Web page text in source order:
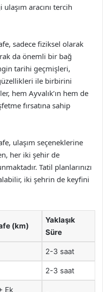
aracını tercih
sadece fiziksel olarak
da önemli bir bağ
tarihi geçmişleri,
ile birbirini
hem Ayvalık’ın hem de
fırsatına sahip
ulaşım seçeneklerine
her iki şehir de
Tatil planlarınızı
iki şehrin de keyfini
(km)
Yaklaşık
Süre
2-3 saat
2-3 saat
Ek